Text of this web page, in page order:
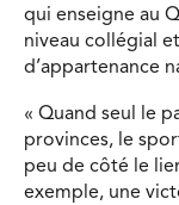
qui enseigne au
niveau collégial
d’appartenance
« Quand seul le
provinces, le
peu de côté le
exemple, une